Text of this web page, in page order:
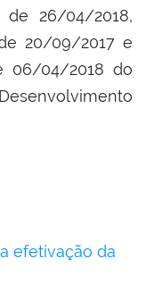
de 26/04/2018,
20/09/2017 e
06/04/2018 do
efetivação da